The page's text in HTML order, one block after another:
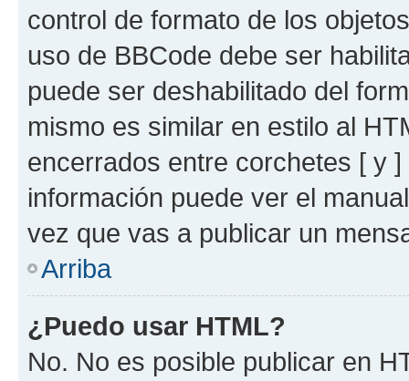
control de formato de los
uso de BBCode debe ser
puede ser deshabilitado del
mismo es similar en estilo al
encerrados entre corchetes [ y
información puede ver el
vez que vas a publicar un
Arriba
¿Puedo usar HTML?
No. No es posible publicar en